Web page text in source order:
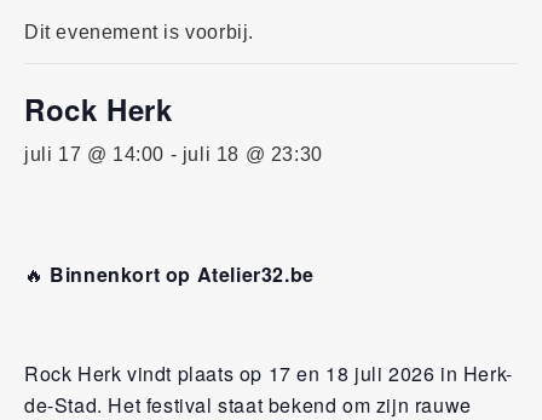
Dit evenement is voorbij.
Rock Herk
juli 17 @ 14:00 - juli 18 @ 23:30
🔥 Binnenkort op Atelier32.be
Rock Herk vindt plaats op 17 en 18 juli 2026 in Herk-
de-Stad. Het festival staat bekend om zijn rauwe